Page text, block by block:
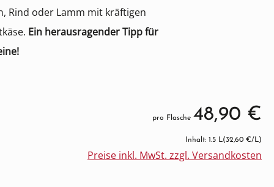
Rind oder Lamm mit kräftigen
Ein herausragender Tipp für
pro Flasche 48,90 €
Inhalt: 1.5 L(32,60 €/L)
Preise inkl. MwSt. zzgl. Versandkosten